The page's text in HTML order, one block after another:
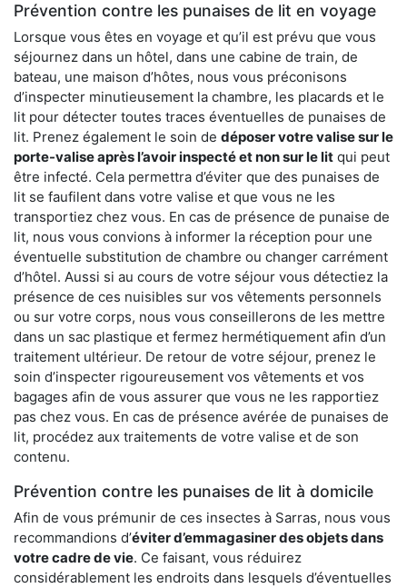
Prévention contre les punaises de lit en voyage
Lorsque vous êtes en voyage et qu’il est prévu que vous
séjournez dans un hôtel, dans une cabine de train, de
bateau, une maison d’hôtes, nous vous préconisons
d’inspecter minutieusement la chambre, les placards et le
lit pour détecter toutes traces éventuelles de punaises de
lit. Prenez également le soin de déposer votre valise sur le
porte-valise après l’avoir inspecté et non sur le lit qui peut
être infecté. Cela permettra d’éviter que des punaises de
lit se faufilent dans votre valise et que vous ne les
transportiez chez vous. En cas de présence de punaise de
lit, nous vous convions à informer la réception pour une
éventuelle substitution de chambre ou changer carrément
d’hôtel. Aussi si au cours de votre séjour vous détectiez la
présence de ces nuisibles sur vos vêtements personnels
ou sur votre corps, nous vous conseillerons de les mettre
dans un sac plastique et fermez hermétiquement afin d’un
traitement ultérieur. De retour de votre séjour, prenez le
soin d’inspecter rigoureusement vos vêtements et vos
bagages afin de vous assurer que vous ne les rapportiez
pas chez vous. En cas de présence avérée de punaises de
lit, procédez aux traitements de votre valise et de son
contenu.
Prévention contre les punaises de lit à domicile
Afin de vous prémunir de ces insectes à Sarras, nous vous
recommandions d’éviter d’emmagasiner des objets dans
votre cadre de vie. Ce faisant, vous réduirez
considérablement les endroits dans lesquels d’éventuelles